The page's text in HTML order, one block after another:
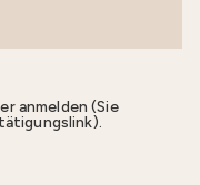
anmelden (Sie